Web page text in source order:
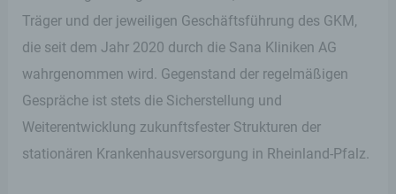
Träger und der jeweiligen Geschäftsführung des GKM,
die seit dem Jahr 2020 durch die Sana Kliniken AG
wahrgenommen wird. Gegenstand der regelmäßigen
Gespräche ist stets die Sicherstellung und
Weiterentwicklung zukunftsfester Strukturen der
stationären Krankenhausversorgung in Rheinland-Pfalz.
kann über die eindeutige Cookie-ID wiedererkannt
und identifiziert werden.
Durch den Einsatz von Cookies kann den Nutzern
bereitstellen, die ohne die Cookie-Setzung nicht
möglich wären.